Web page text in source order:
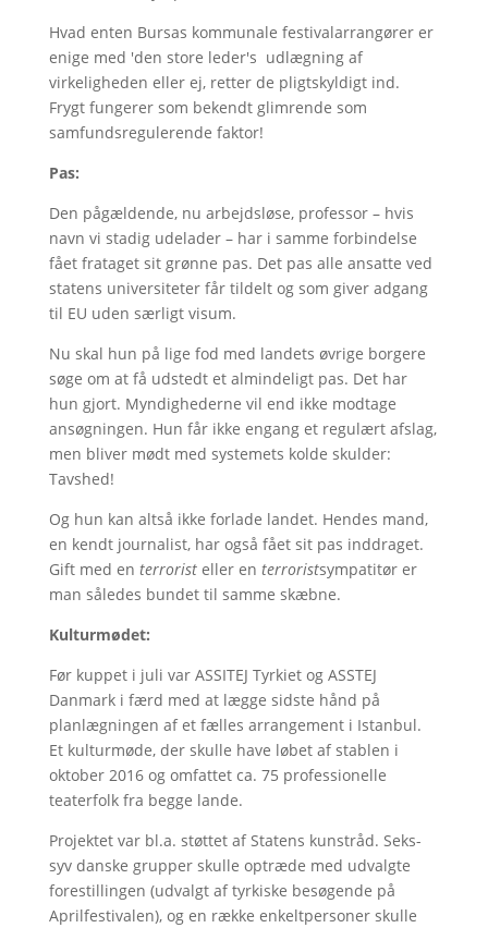
Hvad enten Bursas kommunale festivalarrangører er
enige med 'den store leder's udlægning af
virkeligheden eller ej, retter de pligtskyldigt ind.
Frygt fungerer som bekendt glimrende som
samfundsregulerende faktor!
Pas:
Den pågældende, nu arbejdsløse, professor – hvis
navn vi stadig udelader – har i samme forbindelse
fået frataget sit grønne pas. Det pas alle ansatte ved
statens universiteter får tildelt og som giver adgang
til EU uden særligt visum.
Nu skal hun på lige fod med landets øvrige borgere
søge om at få udstedt et almindeligt pas. Det har
hun gjort. Myndighederne vil end ikke modtage
ansøgningen. Hun får ikke engang et regulært afslag,
men bliver mødt med systemets kolde skulder:
Tavshed!
Og hun kan altså ikke forlade landet. Hendes mand,
en kendt journalist, har også fået sit pas inddraget.
Gift med en terroristeller en terroristsympatitør er
man således bundet til samme skæbne.
Kulturmødet:
Før kuppet i juli var ASSITEJ Tyrkiet og ASSTEJ
Danmark i færd med at lægge sidste hånd på
planlægningen af et fælles arrangement i Istanbul.
Et kulturmøde, der skulle have løbet af stablen i
oktober 2016 og omfattet ca. 75 professionelle
teaterfolk fra begge lande.
Projektet var bl.a. støttet af Statens kunstråd. Seks-
syv danske grupper skulle optræde med udvalgte
forestillingen (udvalgt af tyrkiske besøgende på
Aprilfestivalen), og en række enkeltpersoner skulle